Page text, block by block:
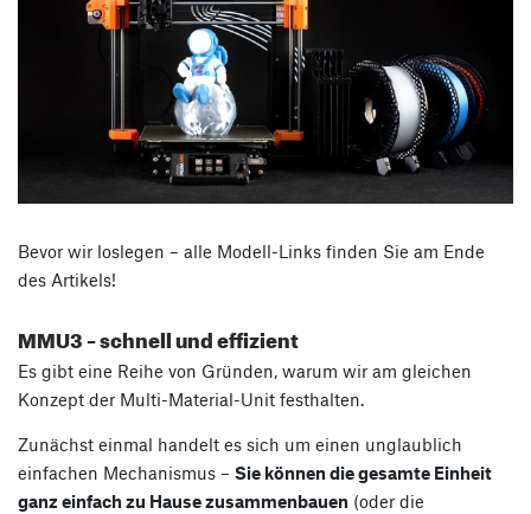
Bevor wir loslegen – alle Modell-Links finden Sie am Ende
des Artikels!
MMU3 – schnell und effizient
Es gibt eine Reihe von Gründen, warum wir am gleichen
Konzept der Multi-Material-Unit festhalten.
Zunächst einmal handelt es sich um einen unglaublich
einfachen Mechanismus – Sie können die gesamte Einheit
ganz einfach zu Hause zusammenbauen (oder die